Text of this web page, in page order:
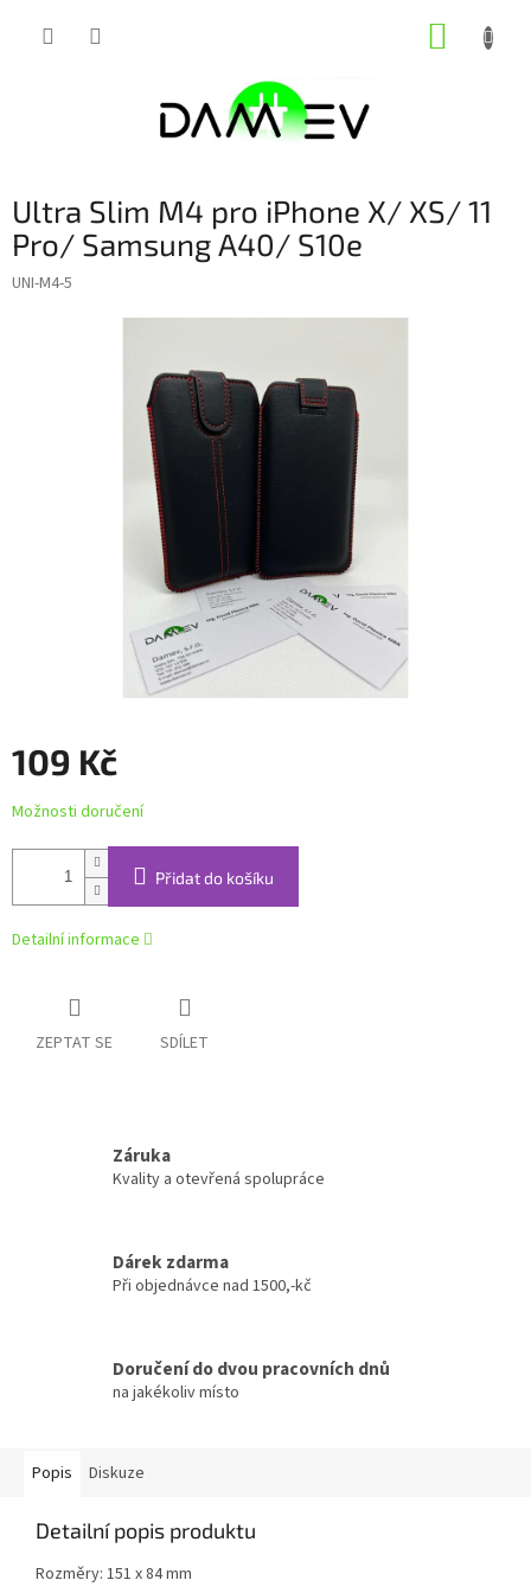
Ultra Slim M4 pro iPhone X/ XS/ 11
Pro/ Samsung A40/ S10e
UNI-M4-5
109 Kč
Měrná
cena:
Možnosti doručení
Přidat do košíku
Detailní informace
ZEPTAT SE SDÍLET
Záruka
Kvality a otevřená spolupráce
Dárek zdarma
Při objednávce nad 1500,-kč
Doručení do dvou pracovních dnů
na jakékoliv místo
Popis Diskuze
Detailní popis produktu
Rozměry: 151 x 84 mm